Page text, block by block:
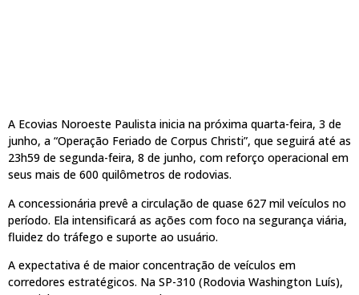
A Ecovias Noroeste Paulista inicia na próxima quarta-feira, 3 de
junho, a “Operação Feriado de Corpus Christi”, que seguirá até as
23h59 de segunda-feira, 8 de junho, com reforço operacional em
seus mais de 600 quilômetros de rodovias.
A concessionária prevê a circulação de quase 627 mil veículos no
período. Ela intensificará as ações com foco na segurança viária,
fluidez do tráfego e suporte ao usuário.
A expectativa é de maior concentração de veículos em
corredores estratégicos. Na SP-310 (Rodovia Washington Luís),